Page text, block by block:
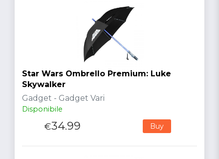
Star Wars Ombrello Premium: Luke
Skywalker
Gadget - Gadget Vari
Disponibile
€34.99 Buy